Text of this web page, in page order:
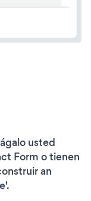
usted
Form o tienen
an